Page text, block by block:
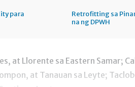
para
Retrofitting sa
na ng DPWH
at Llorente sa Eastern Samar;
at Tanauan sa Leyte;